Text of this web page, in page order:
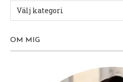
OM MIG